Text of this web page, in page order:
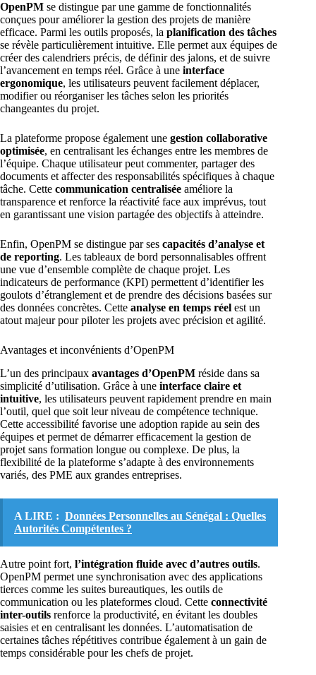
OpenPM se distingue par une gamme de fonctionnalités
conçues pour améliorer la gestion des projets de manière
efficace. Parmi les outils proposés, la planification des tâches
se révèle particulièrement intuitive. Elle permet aux équipes de
créer des calendriers précis, de définir des jalons, et de suivre
l’avancement en temps réel. Grâce à une interface
ergonomique, les utilisateurs peuvent facilement déplacer,
modifier ou réorganiser les tâches selon les priorités
changeantes du projet.
La plateforme propose également une gestion collaborative
optimisée, en centralisant les échanges entre les membres de
l’équipe. Chaque utilisateur peut commenter, partager des
documents et affecter des responsabilités spécifiques à chaque
tâche. Cette communication centralisée améliore la
transparence et renforce la réactivité face aux imprévus, tout
en garantissant une vision partagée des objectifs à atteindre.
Enfin, OpenPM se distingue par ses capacités d’analyse et
de reporting. Les tableaux de bord personnalisables offrent
une vue d’ensemble complète de chaque projet. Les
indicateurs de performance (KPI) permettent d’identifier les
goulots d’étranglement et de prendre des décisions basées sur
des données concrètes. Cette analyse en temps réel est un
atout majeur pour piloter les projets avec précision et agilité.
Avantages et inconvénients d’OpenPM
L’un des principaux avantages d’OpenPM réside dans sa
simplicité d’utilisation. Grâce à une interface claire et
intuitive, les utilisateurs peuvent rapidement prendre en main
l’outil, quel que soit leur niveau de compétence technique.
Cette accessibilité favorise une adoption rapide au sein des
équipes et permet de démarrer efficacement la gestion de
projet sans formation longue ou complexe. De plus, la
flexibilité de la plateforme s’adapte à des environnements
variés, des PME aux grandes entreprises.
A LIRE : Données Personnelles au Sénégal : Quelles
Autorités Compétentes ?
Autre point fort, l’intégration fluide avec d’autres outils.
OpenPM permet une synchronisation avec des applications
tierces comme les suites bureautiques, les outils de
communication ou les plateformes cloud. Cette connectivité
inter-outils renforce la productivité, en évitant les doubles
saisies et en centralisant les données. L’automatisation de
certaines tâches répétitives contribue également à un gain de
temps considérable pour les chefs de projet.